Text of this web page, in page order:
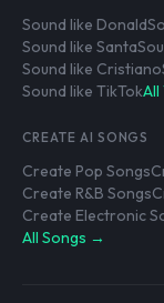
Sound like Donald
Sound like Santa
Sound like Cristiano
Sound like TikTokAll
CREATE AI SONGS
Create Pop Songs
Create R&B Songs
Create Electronic
All Songs →